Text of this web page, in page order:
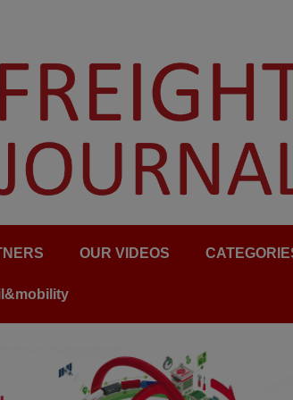
OUR VIDEOS